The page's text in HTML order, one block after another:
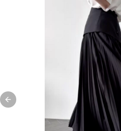
Previous slide